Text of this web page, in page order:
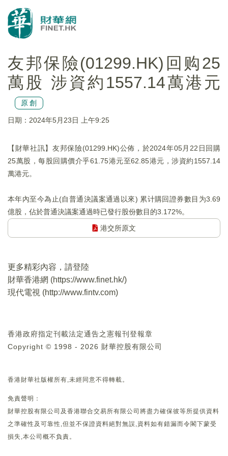
友邦保險(01299.HK)回购25
萬股 涉資約1557.14萬港元
原創
日期：2024年5月23日 上午9:25
【財華社訊】友邦保險(01299.HK)公佈，於2024年05月22日回購
25萬股，每股回購價介乎61.75港元至62.85港元，涉資約1557.14
萬港元。
本年內至今為止(自普通決議案通過以來) 累计購回證券數目为3.69
億股，佔於普通決議案通過時已發行股份數目的3.172%。
港交所原文
更多精彩內容，請登陸
財華香港網 (https://www.finet.hk/)
現代電視 (http://www.fintv.com)
香港政府指定刊載法定通告之憲報刊登報章
Copyright © 1998 - 2026 財華控股有限公司
香港財華社版權所有,未經同意不得轉載。
免責聲明：
財華控股有限公司及香港聯合交易所有限公司將盡力確保彼等所提供資料
之準確性及可靠性,但並不保證資料絕對無誤,資料如有錯漏而令閣下蒙受
損失,本公司概不負責。